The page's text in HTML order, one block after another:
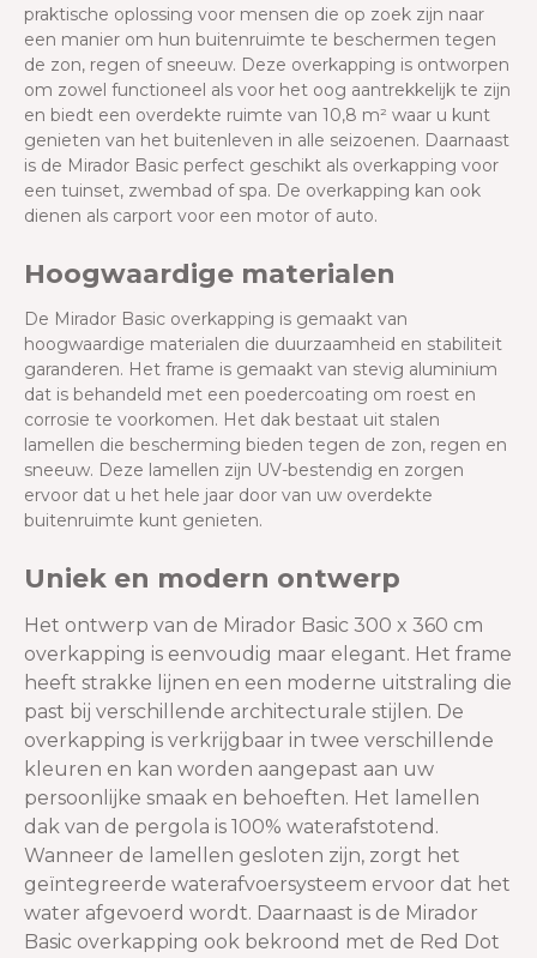
praktische oplossing voor mensen die op zoek zijn naar
een manier om hun buitenruimte te beschermen tegen
de zon, regen of sneeuw. Deze overkapping is ontworpen
om zowel functioneel als voor het oog aantrekkelijk te zijn
en biedt een overdekte ruimte van 10,8 m² waar u kunt
genieten van het buitenleven in alle seizoenen. Daarnaast
is de Mirador Basic perfect geschikt als overkapping voor
een tuinset, zwembad of spa. De overkapping kan ook
dienen als carport voor een motor of auto.
Hoogwaardige materialen
De Mirador Basic overkapping is gemaakt van
hoogwaardige materialen die duurzaamheid en stabiliteit
garanderen. Het frame is gemaakt van stevig aluminium
dat is behandeld met een poedercoating om roest en
corrosie te voorkomen. Het dak bestaat uit stalen
lamellen die bescherming bieden tegen de zon, regen en
sneeuw. Deze lamellen zijn UV-bestendig en zorgen
ervoor dat u het hele jaar door van uw overdekte
buitenruimte kunt genieten.
Uniek en modern ontwerp
Het ontwerp van de Mirador Basic 300 x 360 cm
overkapping is eenvoudig maar elegant. Het frame
heeft strakke lijnen en een moderne uitstraling die
past bij verschillende architecturale stijlen. De
overkapping is verkrijgbaar in twee verschillende
kleuren en kan worden aangepast aan uw
persoonlijke smaak en behoeften. Het lamellen
dak van de pergola is 100% waterafstotend.
Wanneer de lamellen gesloten zijn, zorgt het
geïntegreerde waterafvoersysteem ervoor dat het
water afgevoerd wordt. Daarnaast is de Mirador
Basic overkapping ook bekroond met de Red Dot